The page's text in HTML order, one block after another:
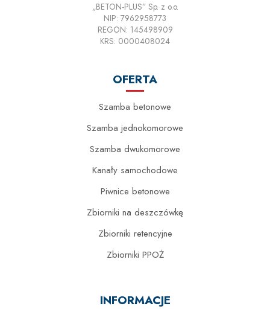
„BETON-PLUS” Sp. z o.o.
NIP: 7962958773
REGON: 145498909
KRS: 0000408024
OFERTA
Szamba betonowe
Szamba jednokomorowe
Szamba dwukomorowe
Kanały samochodowe
Piwnice betonowe
Zbiorniki na deszczówkę
Zbiorniki retencyjne
Zbiorniki PPOŻ
INFORMACJE